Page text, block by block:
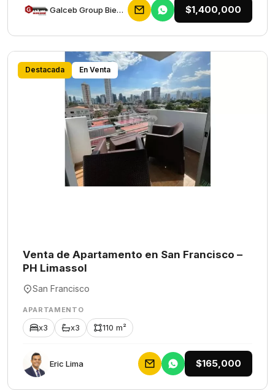
Galceb Group Bienes Raices $1,400,000
Destacada En Venta
Venta de Apartamento en San Francisco –
PH Limassol
San Francisco
APARTAMENTO
x3 x3 110 m²
Eric Lima $165,000